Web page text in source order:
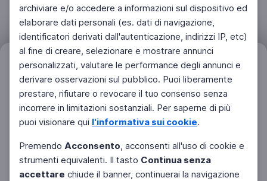
archiviare e/o accedere a informazioni sul dispositivo ed
elaborare dati personali (es. dati di navigazione,
identificatori derivati dall'autenticazione, indirizzi IP, etc)
al fine di creare, selezionare e mostrare annunci
personalizzati, valutare le performance degli annunci e
derivare osservazioni sul pubblico. Puoi liberamente
prestare, rifiutare o revocare il tuo consenso senza
incorrere in limitazioni sostanziali. Per saperne di più
puoi visionare qui l'informativa sui cookie.
Premendo Acconsento, acconsenti all'uso di cookie e
strumenti equivalenti. Il tasto Continua senza
accettare chiude il banner, continuerai la navigazione
Filtri Azzera